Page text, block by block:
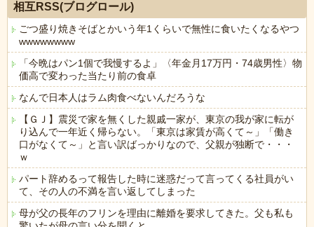
相互RSS(ブログロール)
ごつ盛り焼きそばとかいう年1くらいで無性に食いたくなるやつ
wwwwwwww
「今晩はパン1個で我慢するよ」〈年金月17万円・74歳男性〉物
価高で変わった当たり前の食卓
なんで日本人はラム肉食べないんだろうな
【ＧＪ】震災で家を無くした親戚一家が、東京の我が家に転が
り込んで一年近く帰らない。「東京は家賃が高くて～」「働き
口がなくて～」と言い訳ばっかりなので、父親が独断で・・・
ｗ
パート辞めるって報告した時に迷惑だって言ってくる社員がい
て、その人の不満を言い返してしまった
母が父の長年のフリンを理由に離婚を要求してきた。父も私も